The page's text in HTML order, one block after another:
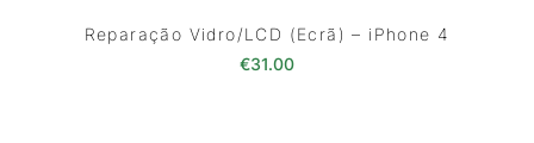
Reparação Vidro/LCD (Ecrã) – iPhone 4
€31.00